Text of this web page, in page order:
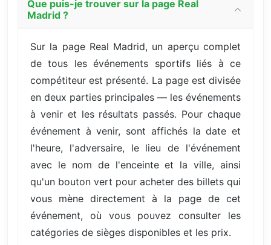
Que puis-je trouver sur la page Real
Madrid ?
Sur la page Real Madrid, un aperçu complet
de tous les événements sportifs liés à ce
compétiteur est présenté. La page est divisée
en deux parties principales — les événements
à venir et les résultats passés. Pour chaque
événement à venir, sont affichés la date et
l'heure, l'adversaire, le lieu de l'événement
avec le nom de l'enceinte et la ville, ainsi
qu'un bouton vert pour acheter des billets qui
vous mène directement à la page de cet
événement, où vous pouvez consulter les
catégories de sièges disponibles et les prix.